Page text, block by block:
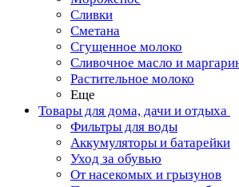
Сливки
Сметана
Сгущенное молоко
Сливочное масло и
Растительное молоко
Еще
Товары для дома, дачи и отдыха
Фильтры для воды
Аккумуляторы и батарейки
Уход за обувью
От насекомых и грызунов